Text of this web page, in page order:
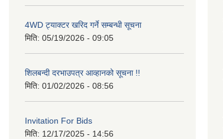
4WD ट्याक्टर खरिद गर्ने सम्बन्धी सूचना
मिति: 05/19/2026 - 09:05
शिलबन्दी दरभाउपत्र आव्हानको सूचना !!
मिति: 01/02/2026 - 08:56
Invitation For Bids
मिति: 12/17/2025 - 14:56